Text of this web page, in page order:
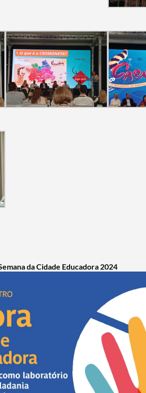
da Cidade Educadora 2024